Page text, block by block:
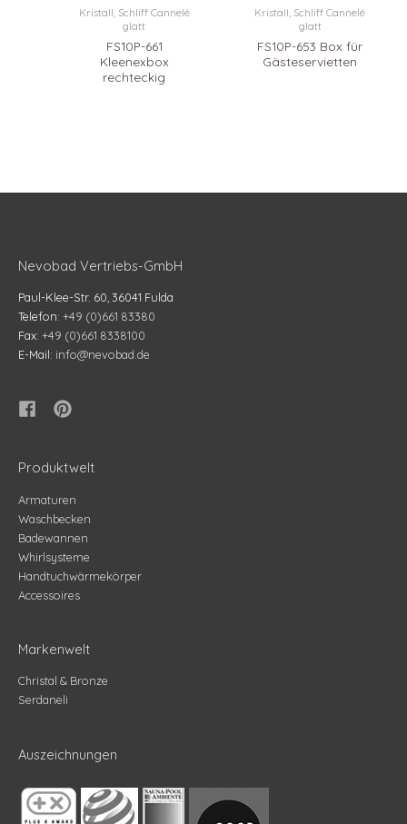
Kristall, Schliff Cannelé
glatt
FS10P-661
Kleenexbox
rechteckig
Kristall, Schliff Cannelé
glatt
FS10P-653 Box für
Gästeservietten
Nevobad Vertriebs-GmbH
Paul-Klee-Str. 60, 36041 Fulda
Telefon: +49 (0)661 83380
Fax: +49 (0)661 8338100
E-Mail: info@nevobad.de
Produktwelt
Armaturen
Waschbecken
Badewannen
Whirlsysteme
Handtuchwärmekörper
Accessoires
Markenwelt
Christal & Bronze
Serdaneli
Auszeichnungen